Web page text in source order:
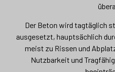
Der Beton wird tagtäglich
ausgesetzt, hauptsächlich
meist zu Rissen und
Nutzbarkeit und